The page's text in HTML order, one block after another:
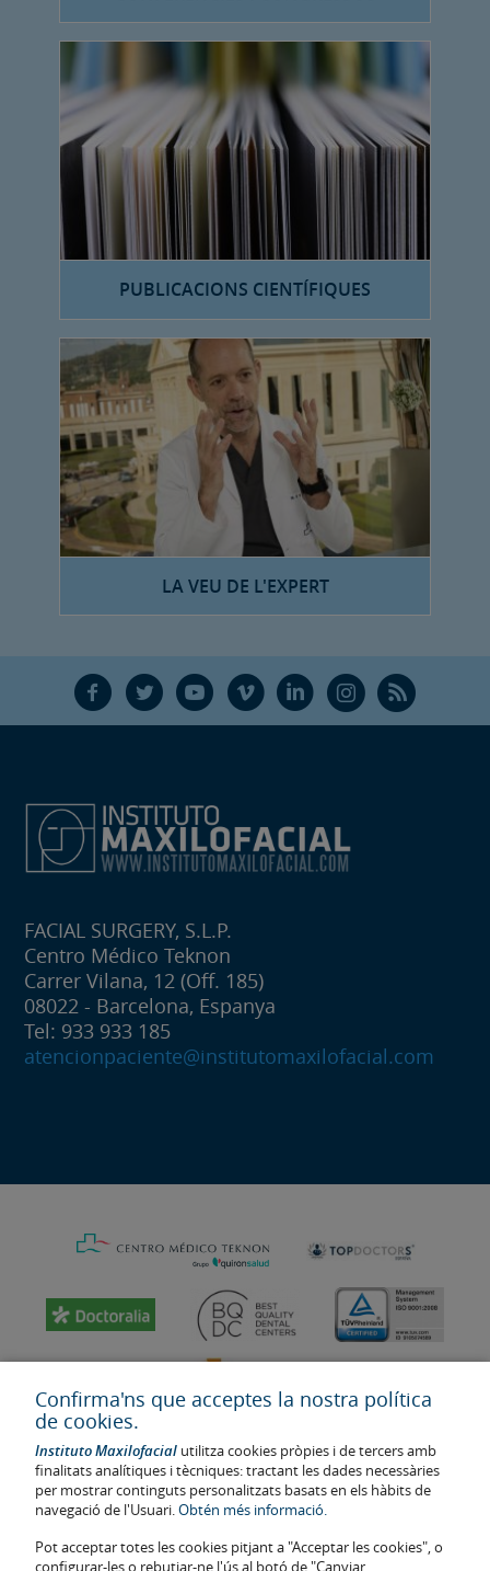
PUBLICACIONS CIENTÍFIQUES
LA VEU DE L'EXPERT
F T Y V L Ñ R
FACIAL SURGERY, S.L.P.
Centro Médico Teknon
Carrer Vilana, 12 (Off. 185)
08022 - Barcelona, Espanya
Tel: 933 933 185
atencionpaciente@institutomaxilofacial.com
Última actualització: 2023
Num. d'autorització de centre sanitari: E08646940
Confirma'ns que acceptes la nostra política
de cookies.
Instituto Maxilofacial utilitza cookies pròpies i de tercers amb
finalitats analítiques i tècniques: tractant les dades necessàries
per mostrar continguts personalitzats basats en els hàbits de
navegació de l'Usuari.Obtén més informació.
Pot acceptar totes les cookies pitjant a "Acceptar les cookies", o
configurar-les o rebutjar-ne l'ús al botó de "Canviar